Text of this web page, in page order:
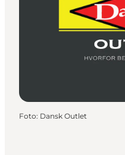
Foto: Dansk Outlet